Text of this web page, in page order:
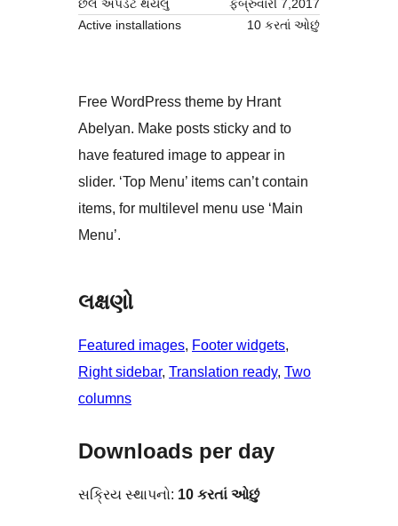
છેલે અપડેટ થયેલું
ફેબ્રુવારી 7,2017
Active installations
10 કરતાં ઓછું
Free WordPress theme by Hrant
Abelyan. Make posts sticky and to
have featured image to appear in
slider. ‘Top Menu’ items can’t contain
items, for multilevel menu use ‘Main
Menu’.
લક્ષણો
Featured images, Footer widgets
Right sidebar, Translation ready, Two
columns
Downloads per day
સક્રિય સ્થાપનો: 10 કરતાં ઓછું